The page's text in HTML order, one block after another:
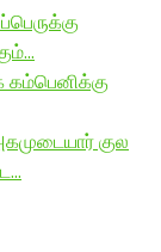
கம்பெனிக்கு
குல